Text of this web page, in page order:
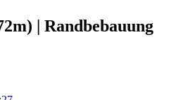
| Randbebauung